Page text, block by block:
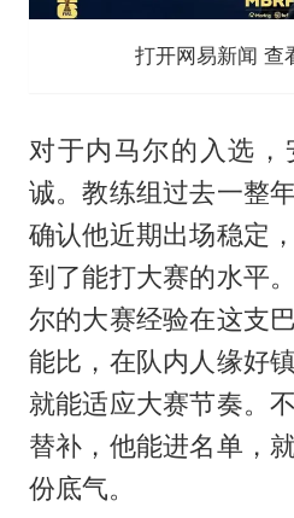
打开网易新闻 查
对于内马尔的入选，
诚。教练组过去一整
确认他近期出场稳定
到了能打大赛的水平
尔的大赛经验在这支
能比，在队内人缘好
就能适应大赛节奏。
替补，他能进名单，
份底气。